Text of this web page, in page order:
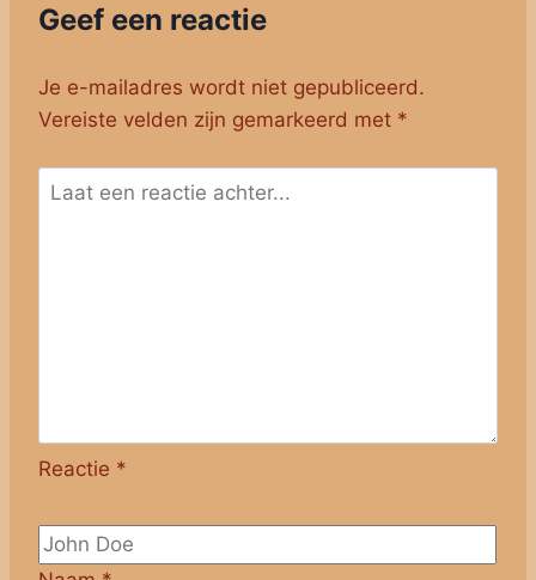
Geef een reactie
Je e-mailadres wordt niet gepubliceerd.
Vereiste velden zijn gemarkeerd met *
Reactie *